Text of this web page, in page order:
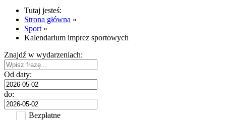
Tutaj jesteś:
Strona główna »
Sport »
Kalendarium imprez sportowych
Znajdź w wydarzeniach:
Od daty:
do:
Bezpłatne